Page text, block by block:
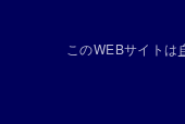
このWEBサイトは